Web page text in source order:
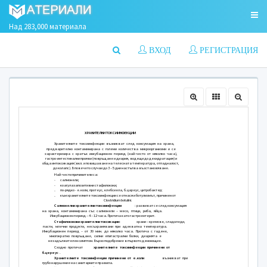
Над 283,000 материала
РЕГИСТРАЦИЯ
ВХОД